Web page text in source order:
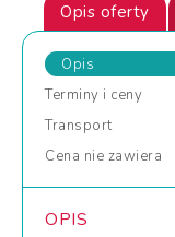
Opis oferty
Opis
Terminy i ceny
Transport
Cena nie zawiera
OPIS